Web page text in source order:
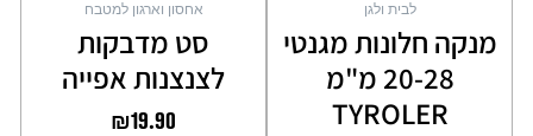
לבית ולגן
מנקה חלונות מגנטי
20-28 מ"מ
TYROLER
אחסון וארגון למטבח
סט מדבקות
לצנצנות אפייה
₪19.90